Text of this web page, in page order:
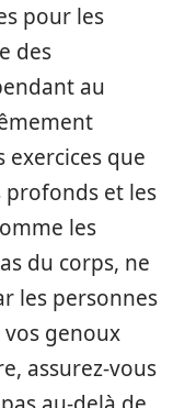
pour les
des
au
exercices que
profonds et les
les
du corps, ne
les personnes
genoux
assurez-vous